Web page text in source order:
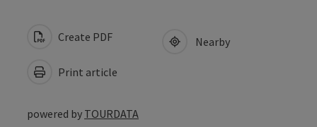
Create PDF
Print article
Nearby
powered by TOURDATA